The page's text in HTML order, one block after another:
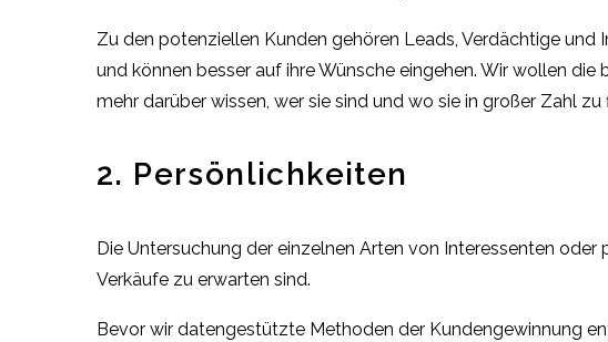
Zu den potenziellen Kunden gehören Leads, Verdächtige und
und können besser auf ihre Wünsche eingehen. Wir wollen
mehr darüber wissen, wer sie sind und wo sie in großer Zahl zu
2. Persönlichkeiten
Die Untersuchung der einzelnen Arten von Interessenten
Verkäufe zu erwarten sind.
Bevor wir datengestützte Methoden der Kundengewinnung